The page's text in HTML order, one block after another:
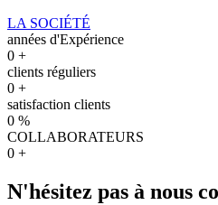
LA SOCIÉTÉ
années d'Expérience
0 +
clients réguliers
0 +
satisfaction clients
0 %
COLLABORATEURS
0 +
N'hésitez pas à nous